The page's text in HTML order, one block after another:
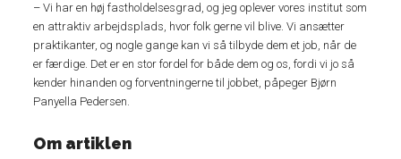
– Vi har en høj fastholdelsesgrad, og jeg oplever vores institut som
en attraktiv arbejdsplads, hvor folk gerne vil blive. Vi ansætter
praktikanter, og nogle gange kan vi så tilbyde dem et job, når de
er færdige. Det er en stor fordel for både dem og os, fordi vi jo så
kender hinanden og forventningerne til jobbet, påpeger Bjørn
Panyella Pedersen.
Om artiklen